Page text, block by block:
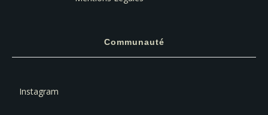
Communauté
Instagram